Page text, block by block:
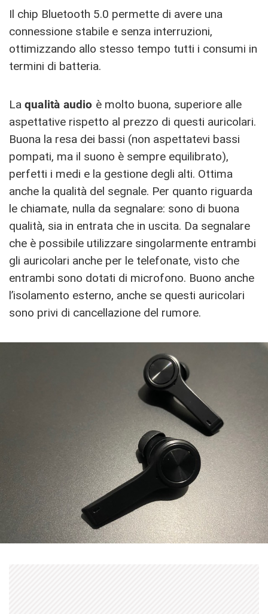
Il chip Bluetooth 5.0 permette di avere una
connessione stabile e senza interruzioni,
ottimizzando allo stesso tempo tutti i consumi in
termini di batteria.
La qualità audio è molto buona, superiore alle
aspettative rispetto al prezzo di questi auricolari.
Buona la resa dei bassi (non aspettatevi bassi
pompati, ma il suono è sempre equilibrato),
perfetti i medi e la gestione degli alti. Ottima
anche la qualità del segnale. Per quanto riguarda
le chiamate, nulla da segnalare: sono di buona
qualità, sia in entrata che in uscita. Da segnalare
che è possibile utilizzare singolarmente entrambi
gli auricolari anche per le telefonate, visto che
entrambi sono dotati di microfono. Buono anche
l’isolamento esterno, anche se questi auricolari
sono privi di cancellazione del rumore.